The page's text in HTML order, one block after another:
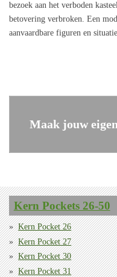
bezoek aan het verboden
betovering verbroken. Een
aanvaardbare figuren en
Maak jouw
Kern Pockets 26-50
Kern Pocket 26
Kern Pocket 27
Kern Pocket 30
Kern Pocket 31